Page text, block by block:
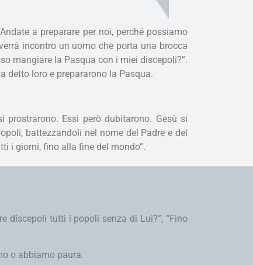
a preparare per noi, perché possiamo
incontro un uomo che porta una brocca
mangiare la Pasqua con i miei discepoli?”.
detto loro e prepararono la Pasqua.
Essi però dubitarono. Gesù si
battezzandoli nel nome del Padre e del
i giorni, fino alla fine del mondo”.
discepoli tutti i popoli senza di Lui?”, “Fino
o abbiamo paura.